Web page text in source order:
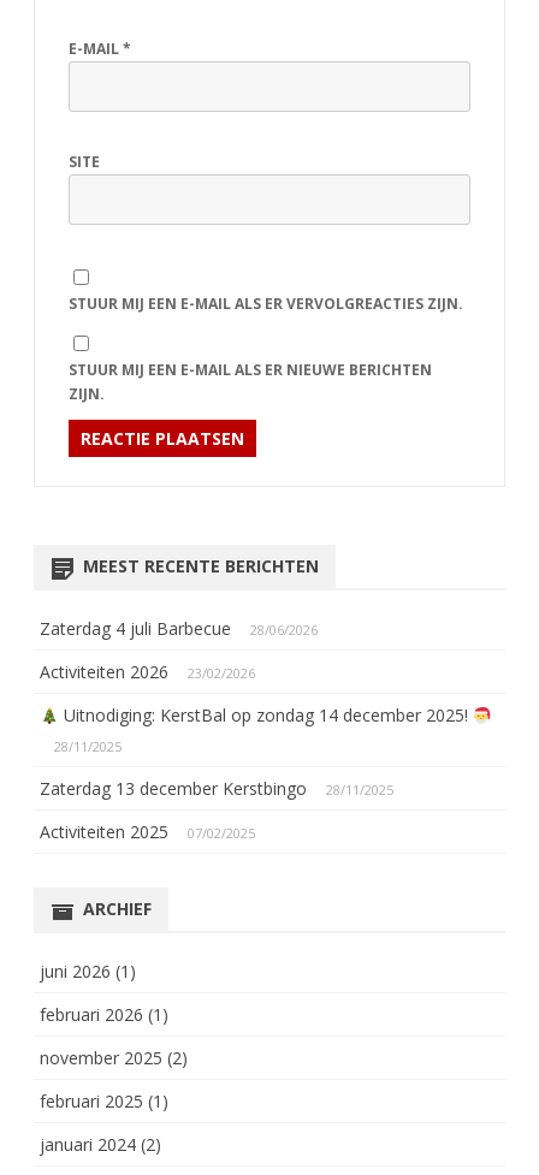
E-MAIL*
SITE
STUUR MIJ EEN E-MAIL ALS ER VERVOLGREACTIES ZIJN.
STUUR MIJ EEN E-MAIL ALS ER NIEUWE BERICHTEN
ZIJN.
MEEST RECENTE BERICHTEN
Zaterdag 4 juli Barbecue 28/06/2026
Activiteiten 2026 23/02/2026
Uitnodiging: KerstBal op zondag 14 december 2025!
28/11/2025
Zaterdag 13 december Kerstbingo 28/11/2025
Activiteiten 2025 07/02/2025
ARCHIEF
juni 2026 (1)
februari 2026 (1)
november 2025 (2)
februari 2025 (1)
januari 2024 (2)